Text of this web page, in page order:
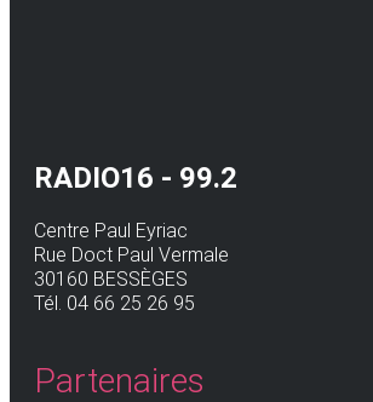
RADIO16 - 99.2
Centre Paul Eyriac
Rue Doct Paul Vermale
30160 BESSÈGES
Tél. 04 66 25 26 95
Partenaires